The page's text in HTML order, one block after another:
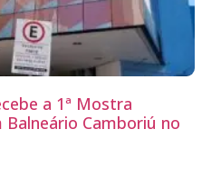
a 1ª Mostra
Balneário Camboriú no